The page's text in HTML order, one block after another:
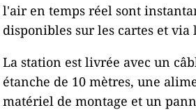
l'air en temps réel sont
disponibles sur les cartes et via
La station est livrée avec un
étanche de 10 mètres, une
matériel de montage et un